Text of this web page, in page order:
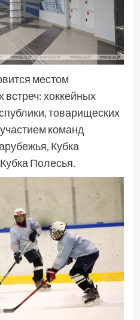
местом
хоккейных
товарищеских
команд
Кубка
Полесья.